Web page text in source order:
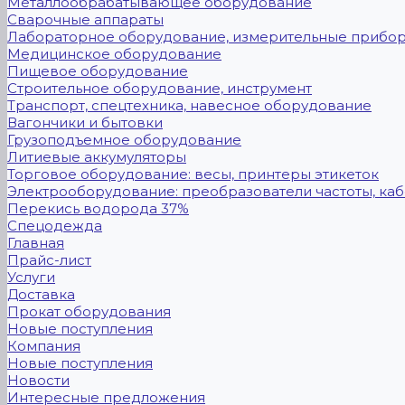
Сварочные аппараты
Лабораторное оборудование, измерительные
Медицинское оборудование
Пищевое оборудование
Строительное оборудование, инструмент
Транспорт, спецтехника, навесное оборудование
Вагончики и бытовки
Грузоподъемное оборудование
Литиевые аккумуляторы
Торговое оборудование: весы, принтеры этикеток
Электрооборудование: преобразователи частоты,
Перекись водорода 37%
Спецодежда
Главная
Прайс-лист
Услуги
Доставка
Прокат оборудования
Новые поступления
Компания
Новые поступления
Новости
Интересные предложения